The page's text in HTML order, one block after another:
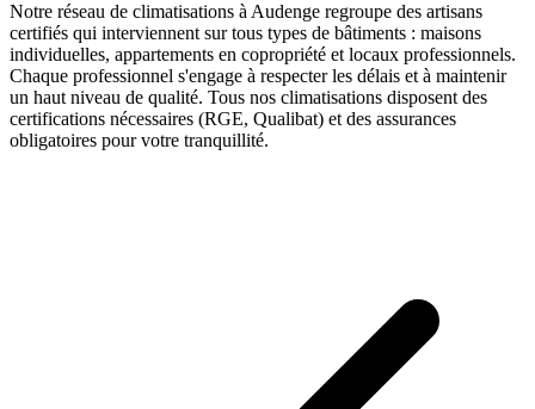
Notre réseau de climatisations à Audenge regroupe des artisans
certifiés qui interviennent sur tous types de bâtiments : maisons
individuelles, appartements en copropriété et locaux professionnels.
Chaque professionnel s'engage à respecter les délais et à maintenir
un haut niveau de qualité. Tous nos climatisations disposent des
certifications nécessaires (RGE, Qualibat) et des assurances
obligatoires pour votre tranquillité.